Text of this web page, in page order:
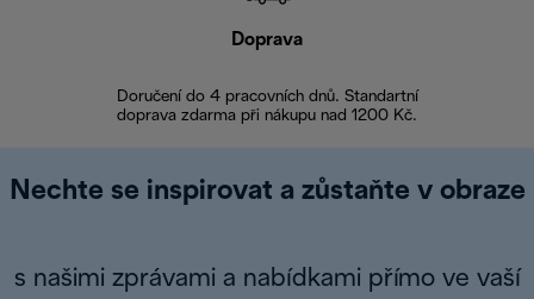
Doprava
Doručení do 4 pracovních dnů. Standartní
doprava zdarma při nákupu nad 1200 Kč.
Nechte se inspirovat a zůstaňte v obraze
s našimi zprávami a nabídkami přímo ve vaší